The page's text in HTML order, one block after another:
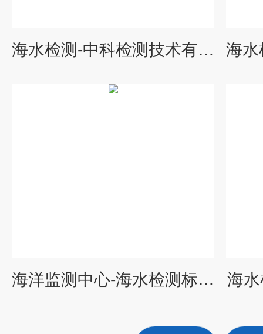
海水检测-中科检测技术有限公司
海洋监测中心-海水检测标准值是多少 海